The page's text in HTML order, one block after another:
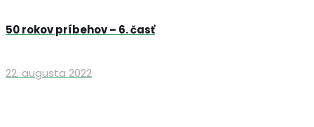
50 rokov príbehov – 6. časť
22. augusta 2022